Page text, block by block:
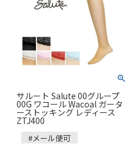
サルート Salute 00グループ
00G ワコール Wacoal ガータ
ーストッキング レディース
ZTJ400
#メール便可